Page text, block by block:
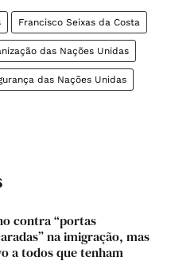
Francisco Seixas da Costa
das Nações Unidas
das Nações Unidas
contra “portas
na imigração, mas
a todos que tenham